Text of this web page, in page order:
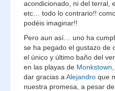
acondicionado, ni del terral,
etc… todo lo contrario!!
podéis imaginar!!
Pero aun así… uno ha
se ha pegado el gustazo de
el único y último baño del
en las playas de Monkstown
dar gracias a Alejandro que
nuestra promesa, a pesar